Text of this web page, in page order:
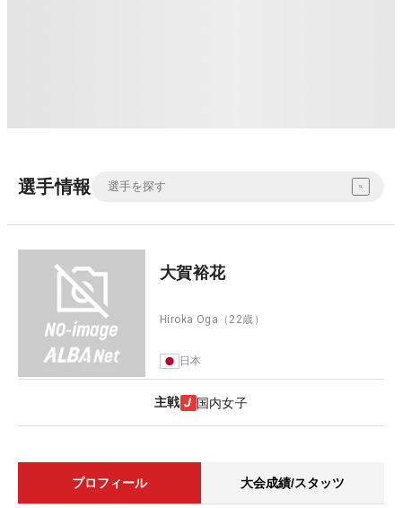
選手情報
大賀裕花
Hiroka Oga （22歳）
日本
主戦 国内女子
プロフィール 大会成績/スタッツ